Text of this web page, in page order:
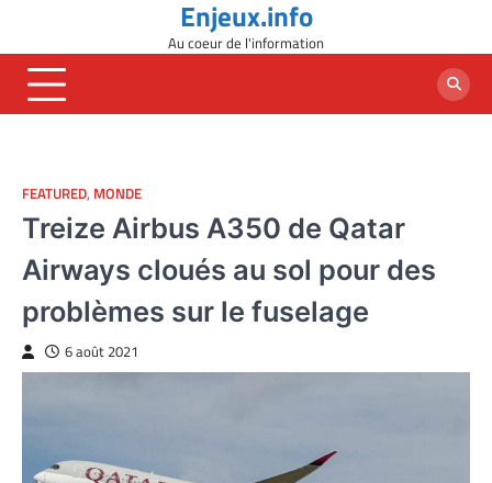
content
Enjeux.info
Au coeur de l'information
FEATURED, MONDE
Treize Airbus A350 de Qatar
Airways cloués au sol pour des
problèmes sur le fuselage
6 août 2021